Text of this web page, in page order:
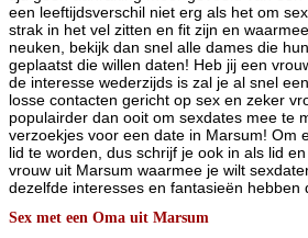
een leeftijdsverschil niet erg als het om
strak in het vel zitten en fit zijn en
neuken, bekijk dan snel alle dames die
geplaatst die willen daten! Heb jij een
de interesse wederzijds is zal je al snel
losse contacten gericht op sex en zeker
populairder dan ooit om sexdates mee te
verzoekjes voor een date in Marsum! Om
lid te worden, dus schrijf je ook in als lid
vrouw uit Marsum waarmee je wilt
dezelfde interesses en fantasieën
Sex met een Oma uit Marsum